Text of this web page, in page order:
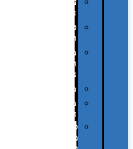
השולחן…
פינוק
וספא
מזוודות
ותיקי
נסיעות
מטריות
מוצרי
חוף
סביבת
מחשב